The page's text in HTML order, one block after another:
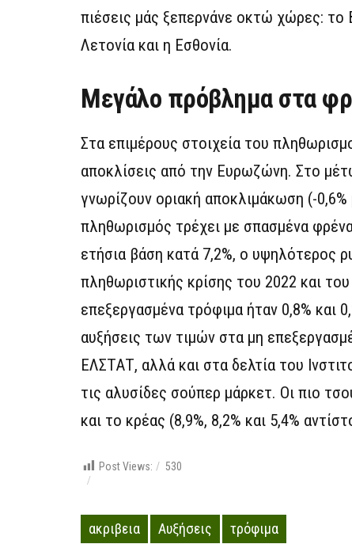
πιέσεις μάς ξεπερνάνε οκτώ χώρες: το
Λετονία και η Εσθονία.
Μεγάλο πρόβλημα στα
Στα επιμέρους στοιχεία του
αποκλίσεις από την Ευρωζώνη. Στο
γνωρίζουν οριακή αποκλιμάκωση (-
πληθωρισμός τρέχει με σπασμένα
ετήσια βάση κατά 7,2%, ο υψηλότερος
πληθωριστικής κρίσης του 2022 και
επεξεργασμένα τρόφιμα ήταν 0,8% και
αυξήσεις των τιμών στα μη
ΕΛΣΤΑΤ, αλλά και στα δελτία του
τις αλυσίδες σούπερ μάρκετ. Οι πιο
και το κρέας (8,9%, 8,2% και 5,4%
Post Views: 530
ακριβεια Αυξήσεις τρόφιμα